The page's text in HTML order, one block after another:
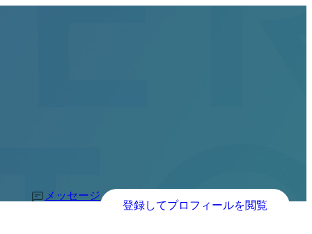
メッセージ
登録してプロフィールを閲覧